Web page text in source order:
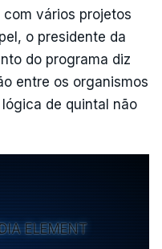
com vários projetos
o presidente da
do programa diz
entre os organismos
de quintal não
ELEMENT